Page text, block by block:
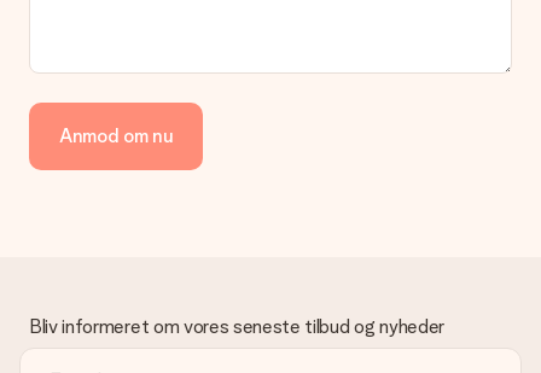
Vi tilbyder følgende betalingsmetoder: Dankort, Paypal,
kreditkort, faktura via Klarna eller bankoverførsel. I tilfælde af
manuel betaling overførsel, skal du tage højde for en ekstra 3
venligst vores kundeservice, de hjælper gerne med at finde en
passende løsning.
Anmod om nu
Bliv informeret om vores seneste tilbud og nyheder